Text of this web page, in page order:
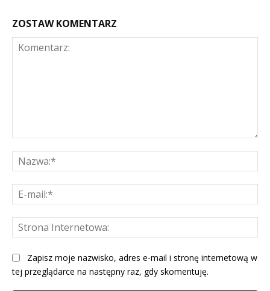
ZOSTAW KOMENTARZ
Zapisz moje nazwisko, adres e-mail i stronę internetową w
tej przeglądarce na następny raz, gdy skomentuję.